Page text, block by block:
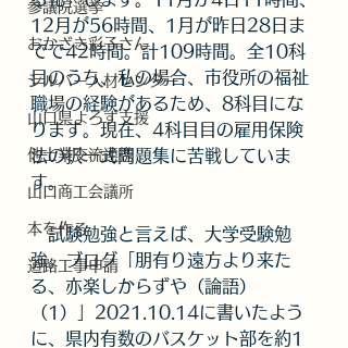
参議院選挙
おかざき彩子さん
シルバー人材センター
山口県よろず支援
他士業交流連携
山口商工会議所
本を作る
道路工事申請
12月が56時間、1月が昨日28日ま
でで42時間。計109時間。全10科
目のうち、私の場合、市役所の福祉
職場の経験があるため、8科目にな
ります。現在、4科目目の雇用保険
法の択一式問題集に苦戦していま
す。
試験勉強と言えば、大学受験勉
強。ブログ「朋有り遠方より来た
る、亦楽しからずや（論語）
（1）」2021.10.14に書いたよう
に、県内有数のバスケット部を約1